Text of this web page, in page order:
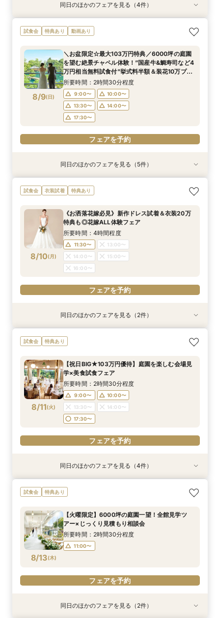
特典あり
8/8(土 )
残2席＼憧れの和婚を叶える★/神前式＊挙式スタ
イル相談×贅沢試食フェア
9:00〜
10:00〜
13:30〜
14:00〜
17:30〜
フェアを予約
特典あり
8/8(土 )
【料理重視の方必見】午前中フェア参加で国産牛
含む4万円相当試食×会場コーディネート見学！
なしフェア♪
所要時間：2時間30分程度
9:00〜
10:00〜
13:30〜
14:00〜
17:30〜
フェアを予約
特典あり
8/8(土 )
＼初見学の方へ☆フェア優待付／感動のチャペル
体験×豪華試食
9:00〜
10:00〜
13:30〜
14:00〜
17:30〜
フェアを予約
8/8(土 )
＼6名からOK★少人数でも貸切！／特別プラン
見積もり相談会×試食付
13:30〜 17:30〜
フェアを予約
同日のほかのフェアを見る（4件）
試食会 特典あり 動画あり
8/9(日)
＼お盆限定☆最大103万円特典／6000坪の庭園
を望む絶景チャペル体験！”国産牛&鯛寿司など4
万円相当無料試食付”挙式料半額＆装花10万プレ
ゼントなど特別優待フェア！
所要時間：2時間30分程度
9:00〜
10:00〜
13:30〜
14:00〜
17:30〜
フェアを予約
特典あり
8/9( 日
直前予約OK《2件目以降の来館◎》会場まるごと
比較検討フェア
9:00〜
10:00〜
13:30〜
14:00〜
17:30〜
フェアを予約
特典あり
8/9( 日
残2席＼憧れの和婚を叶える★/神前式＊挙式スタ
イル相談×贅沢試食フェア
9:00〜
10:00〜
13:30〜
14:00〜
17:30〜
フェアを予約
特典あり
8/9( 日
【料理重視の方必見】午前中フェア参加で国産牛
含む4万円相当試食×会場コーディネート見学！
なしフェア♪
所要時間：2時間30分程度
13:30〜
14:00〜
17:30〜
フェアを予約
特典あり
8/9( 日
＼初見学の方へ☆フェア優待付／感動のチャペル
体験×豪華試食
9:00〜
10:00〜
13:30〜
14:00〜
17:30〜
フェアを予約
8/9( 日
＼6名からOK★少人数でも貸切！／特別プラン
見積もり相談会×試食付
13:30〜 17:30〜
フェアを予約
同日のほかのフェアを見る（5件）
試食会 衣装試着 特典あり
8/10(月)
《お洒落花嫁必見》新作ドレス試着＆衣装20万
特典も◎花嫁ALL体験フェア
所要時間：4時間程度
11:30〜
13:00〜
14:00〜
15:00〜
16:00〜
フェアを予約
特典あり
8/10(月)
＼初見学おすすめ★ゆったり相談会／6000坪庭
園ツアー＊特典あり♪
11:30〜
12:00〜
13:00〜
15:00〜
17:00〜
フェアを予約
8/10(月)
アットホームウェディング【6～39名様までご検
討の方/少人数会食プラン相談会】日本庭園を一
ケット付
所要時間：2時間30分程度
14:00〜
15:00〜
17:00〜
フェアを予約
同日のほかのフェアを見る（2件）
試食会 特典あり
8/11(火)
【祝日BIG★103万円優待】庭園を楽しむ会場見
学×美食試食フェア
所要時間：2時間30分程度
9:00〜
10:00〜
13:30〜
14:00〜
17:30〜
フェアを予約
特典あり
8/11(火)
直前予約OK《2件目以降の来館◎》会場まるごと
比較検討フェア
9:00〜
10:00〜
13:30〜
14:00〜
17:30〜
特典あり
8/11(火)
残2席＼憧れの和婚を叶える★/神前式＊挙式スタ
イル相談×贅沢試食フェア
9:00〜
10:00〜
13:30〜
14:00〜
17:30〜
特典あり
8/11(火)
＼初見学の方へ☆フェア優待付／感動のチャペル
体験×豪華試食
9:00〜
10:00〜
13:30〜
14:00〜
17:30〜
8/11(火)
＼6名からOK★少人数でも貸切！／特別プラン
見積もり相談会×試食付
13:30〜 17:30〜
同日のほかのフェアを見る（4件）
試食会 特典あり
8/13(木)
【火曜限定】6000坪の庭園一望！全館見学ツ
アー×じっくり見積もり相談会
所要時間：2時間30分程度
11:00〜
フェアを予約
特典あり同日のほかのフェアを見る（2件）